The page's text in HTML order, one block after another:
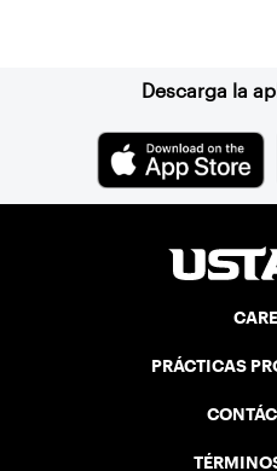
Descarga la
PRÁCTICAS